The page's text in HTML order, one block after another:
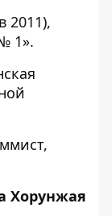
2011),
1».
Хорунжая